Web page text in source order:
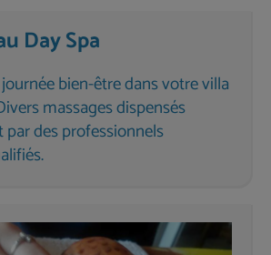
Day Spa
bien-être dans votre villa
massages dispensés
des professionnels